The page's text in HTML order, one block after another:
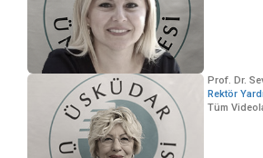
Prof. Dr.
Rektör
Tüm